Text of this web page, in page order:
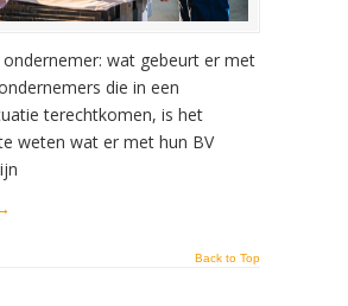
ondernemer: wat gebeurt er met
die in een
terechtkomen, is het
weten wat er met hun BV
Back to Top